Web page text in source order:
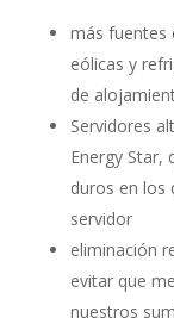
más fuentes
eólicas y
de
Servidores
Energy Star,
duros en los
servidor
eliminación
evitar que
nuestros